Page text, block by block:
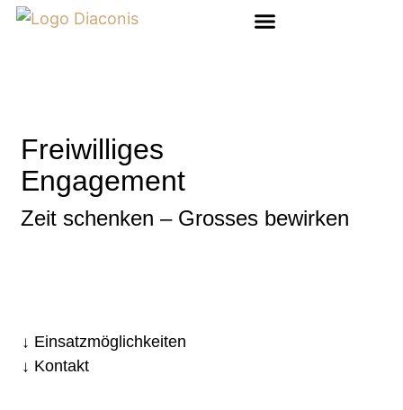
Freiwilliges
Engagement
Zeit schenken – Grosses bewirken
Einsatzmöglichkeiten
Kontakt